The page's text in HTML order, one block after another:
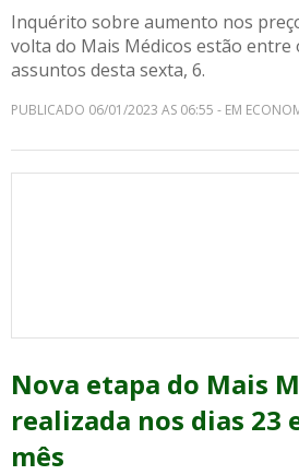
Inquérito sobre aumento nos
volta do Mais Médicos estão entre
assuntos desta sexta, 6.
PUBLICADO 06/01/2023 AS 06:55 - EM
Nova etapa do Mais
realizada nos dias 23
mês